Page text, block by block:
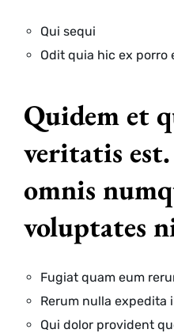
Qui sequi
Odit quia hic ex porro
Quidem et
veritatis
omnis
voluptates
Fugiat quam eum
Rerum nulla expedita
Qui dolor provident